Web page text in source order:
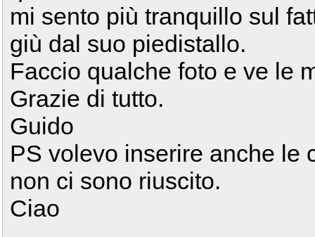
mi sento più tranquillo sul
giù dal suo piedistallo.
Faccio qualche foto e ve le
Grazie di tutto.
Guido
PS volevo inserire anche le
non ci sono riuscito.
Ciao